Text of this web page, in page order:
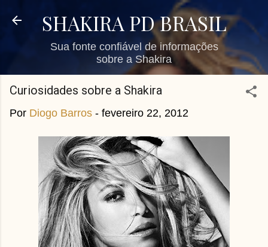
Pular para o conteúdo principal
SHAKIRA PD BRASIL
Sua fonte confiável de informações
sobre a Shakira
Curiosidades sobre a Shakira
Por Diogo Barros - fevereiro 22, 2012